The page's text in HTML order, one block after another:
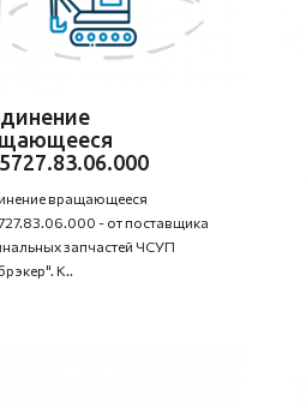
вращающееся
- от поставщика
запчастей ЧСУП
К..